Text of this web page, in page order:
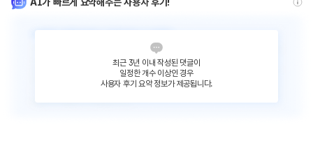
최근 3년 이내 작성된 댓글이
일정한 개수 이상인 경우
사용자 후기 요약 정보가 제공됩니다.